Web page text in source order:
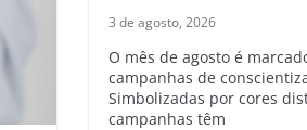
linfoma
3 de agosto, 2026
O mês de agosto é
campanhas de
Simbolizadas por cores
campanhas têm